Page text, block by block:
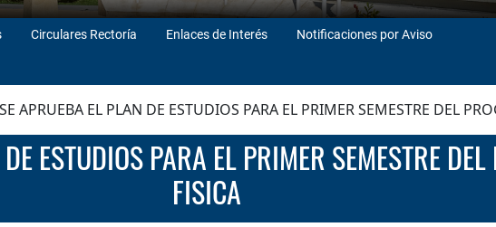
Circulares Rectoría Enlaces de Interés Notificaciones por Aviso
APRUEBA EL PLAN DE ESTUDIOS PARA EL PRIMER SEMESTRE DEL
FISICA